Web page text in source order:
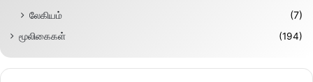
லேகியம்
(7)
மூலிகைகள் (194)